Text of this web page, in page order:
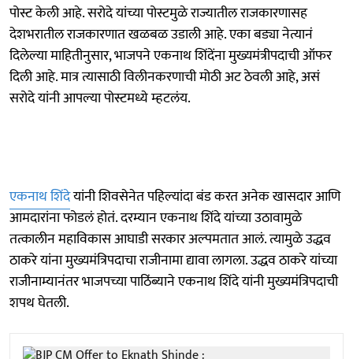
पोस्ट केली आहे. सरोदे यांच्या पोस्टमुळे राज्यातील राजकारणासह
देशभरातील राजकारणात खळबळ उडाली आहे. एका बड्या नेत्यानं
दिलेल्या माहितीनुसार, भाजपने एकनाथ शिंदेंना मुख्यमंत्रीपदाची ऑफर
दिली आहे. मात्र त्यासाठी विलीनकरणाची मोठी अट ठेवली आहे, असं
सरोदे यांनी आपल्या पोस्टमध्ये म्हटलंय.
एकनाथ शिंदेयांनी शिवसेनेत पहिल्यांदा बंड करत अनेक खासदार आणि
आमदारांना फोडलं होतं. दरम्यान एकनाथ शिंदे यांच्या उठावामुळे
तत्कालीन महाविकास आघाडी सरकार अल्पमतात आलं. त्यामुळे उद्धव
ठाकरे यांना मुख्यमंत्रिपदाचा राजीनामा द्यावा लागला. उद्धव ठाकरे यांच्या
राजीनाम्यानंतर भाजपच्या पाठिंब्याने एकनाथ शिंदे यांनी मुख्यमंत्रिपदाची
शपथ घेतली.